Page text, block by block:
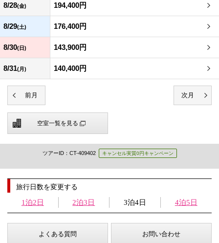
8/28(金) 194,400円
8/29(土) 176,400円
8/30(日) 143,900円
8/31(月) 140,400円
空室一覧を見る
ツアーID：CT-409402 キャンセル実質0円キャンペーン
旅行日数を変更する
1泊2日 2泊3日 3泊4日 4泊5日
よくある質問 お問い合わせ